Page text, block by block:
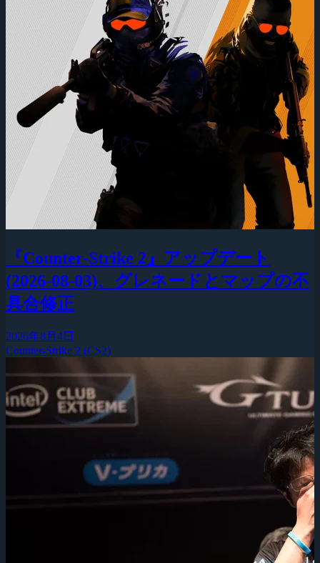
『Counter-Strike 2』アップデート
(2026-08-03)、グレネードとマップの不
具合修正
2026年8月4日
Counter-Strike 2 (CS2)